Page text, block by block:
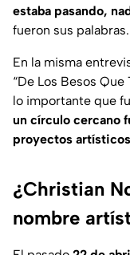
estaba pasando,
fueron sus palabras.
En la misma
“De Los Besos
lo importante que
un círculo cercano
proyectos
¿Christian
nombre